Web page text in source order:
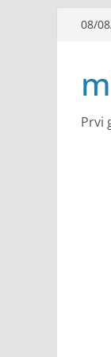
08/
Prvi